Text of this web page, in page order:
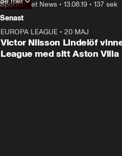
Sportbladet News • 13.08.19 • 137 sek
Senast
EUROPA LEAGUE • 20 MAJ
Victor Nilsson Lindelöf
League med sitt Aston Villa